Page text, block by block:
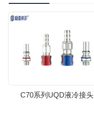
C70系列UQD液冷接头